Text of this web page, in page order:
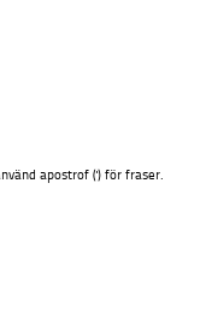
apostrof (') för fraser.